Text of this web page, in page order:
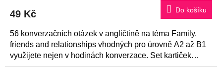
je
4,0
5
hvězdiček.
49 Kč Do košíku
56 konverzačních otázek v angličtině na téma Family,
friends and relationships vhodných pro úrovně A2 až B1
využijete nejen v hodinách konverzace. Set kartiček
skvěle poslouží...